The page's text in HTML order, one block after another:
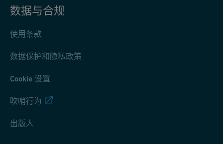
数据与合规
使用条款
数据保护和隐私政策
Cookie 设置
吹哨行为
出版人